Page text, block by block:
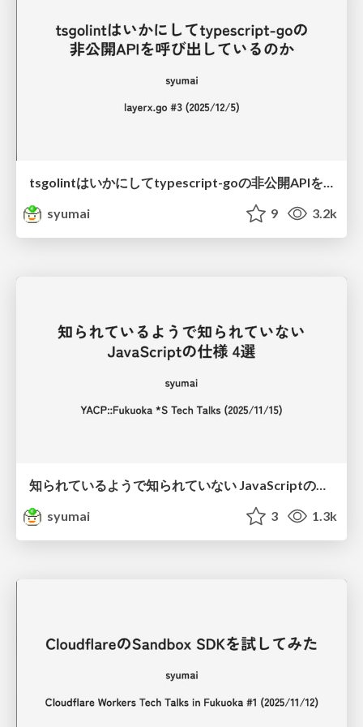
tsgolintはいかにしてtypescript-goの非公開APIを呼び出しているのか
syumai
9 3.2k
知られているようで知られていない JavaScriptの仕様 4選
syumai
3 1.3k